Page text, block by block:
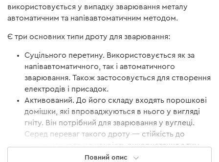
використовується у випадку зварювання металу
автоматичним та напівавтоматичним методом.
Є три основних типи дроту для зварювання:
Суцільного перетину. Використовується як за
напівавтоматичного, так і автоматичного
зварювання. Також застосовується для створення
електродів і присадок.
Активований. До його складу входять порошкові
домішки, які впроваджуються в нього у вигляді
гніту. Він потрібний для зварювання у вуглеці.
Серед переваг такого дроту — стійкість до
перегинання та можливість використання з тим
самим обладнанням, що і для дроту суцільного
Повний опис